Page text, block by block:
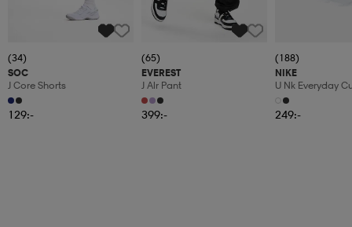
(34)
SOC
J Core Shorts
129:-
(65)
EVEREST
J Alr Pant
399:-
(188)
NIKE
U Nk Everyday
6pr-Bd
249:-